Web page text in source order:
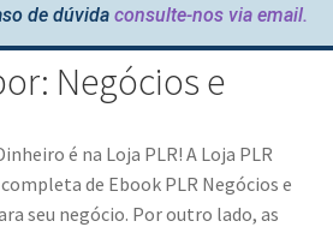
de dúvida consulte-nos via email.
Negócios e
é na Loja PLR! A Loja PLR
de Ebook PLR Negócios e
seu negócio. Por outro lado, as